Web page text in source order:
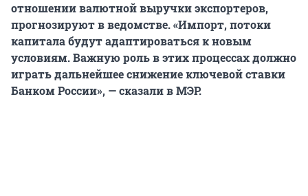
отношении валютной выручки экспортеров,
прогнозируют в ведомстве. «Импорт, потоки
капитала будут адаптироваться к новым
условиям. Важную роль в этих процессах должно
играть дальнейшее снижение ключевой ставки
Банком России», — сказали в МЭР.